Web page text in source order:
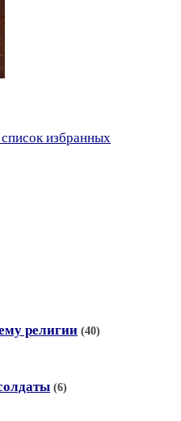
избранных
религии (40)
(6)